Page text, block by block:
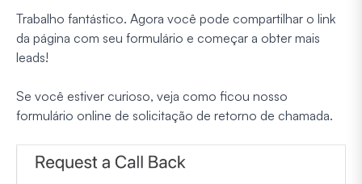
Trabalho fantástico. Agora você pode compartilhar o link
da página com seu formulário e começar a obter mais
leads!
Se você estiver curioso, veja como ficou nosso
formulário online de solicitação de retorno de chamada.